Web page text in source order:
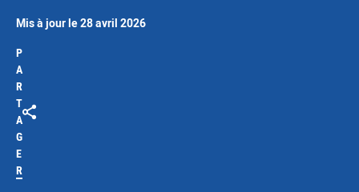
Mis à jour le 28 avril 2026
P
A
R
T
A
G
E
R